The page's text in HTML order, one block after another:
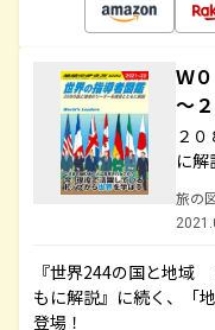
Ｗ
～
２
に解
旅の
『世界244の国と地域
もに解説』に続く、「
登場！